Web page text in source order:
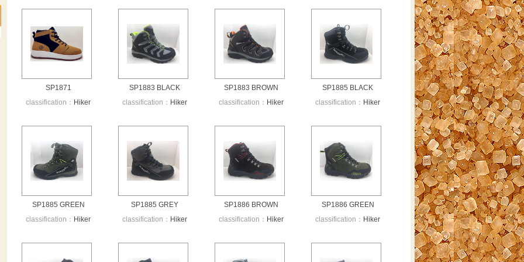
SP1871
classification： Hiker
SP1883 BLACK
classification： Hiker
SP1883 BROWN
classification： Hiker
SP1885 BLACK
classification： Hiker
SP1885 GREEN
classification： Hiker
SP1885 GREY
classification： Hiker
SP1886 BROWN
classification： Hiker
SP1886 GREEN
classification： Hiker